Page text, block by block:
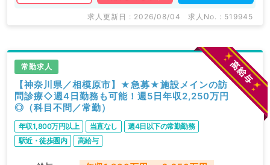
求人更新日 : 2026/08/04 求人No. : 519945
常勤求人
【神奈川県／相模原市】★急募★施設メインの訪
問診療◇週4日勤務も可能！週5日年収2,250万円
◎（科目不問／常勤）
年収1,800万円以上 当直なし
週4日以下の常勤勤務
駅近・徒歩圏内
高給与